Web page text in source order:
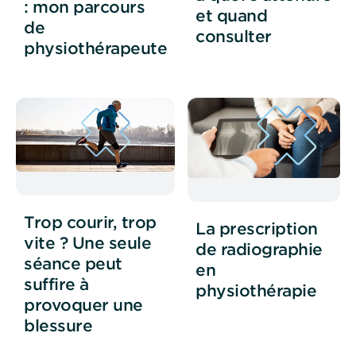
: mon parcours
de
physiothérapeute
et quand
consulter
Trop courir, trop
vite ? Une seule
séance peut
suffire à
provoquer une
blessure
La prescription
de radiographie
en
physiothérapie